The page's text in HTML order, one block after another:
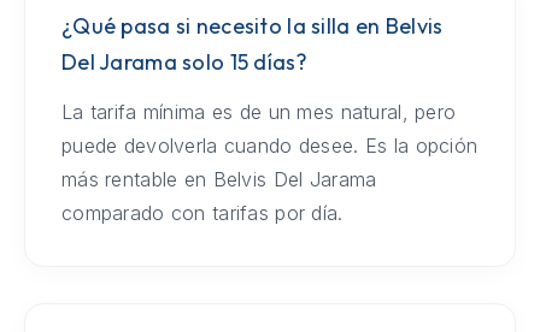
¿Qué pasa si necesito la silla en Belvis
Del Jarama solo 15 días?
La tarifa mínima es de un mes natural, pero
puede devolverla cuando desee. Es la opción
más rentable en Belvis Del Jarama
comparado con tarifas por día.